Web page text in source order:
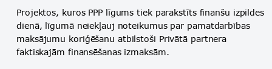
Projektos, kuros PPP līgums tiek parakstīts finanšu izpildes
dienā, līgumā neiekļauj noteikumus par pamatdarbības
maksājumu koriģēšanu atbilstoši Privātā partnera
faktiskajām finansēšanas izmaksām.